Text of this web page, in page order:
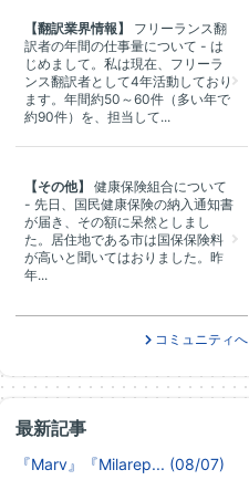
最新記事
『Marv』『Milarep... (08/07)
【翻訳業界情報】
フリーランス翻
訳者の年間の仕事量について - は
じめまして。私は現在、フリーラ
ンス翻訳者として4年活動しており
ます。年間約50～60件（多い年で
約90件）を、担当して...
【その他】
健康保険組合について
- 先日、国民健康保険の納入通知書
が届き、その額に呆然としまし
た。居住地である市は国保保険料
が高いと聞いてはおりました。昨
年...
コミュニティへ